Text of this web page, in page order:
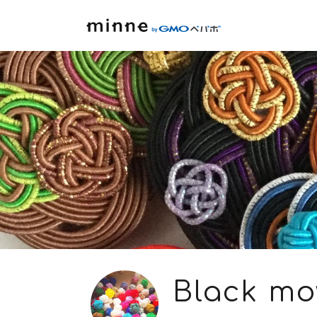
Black